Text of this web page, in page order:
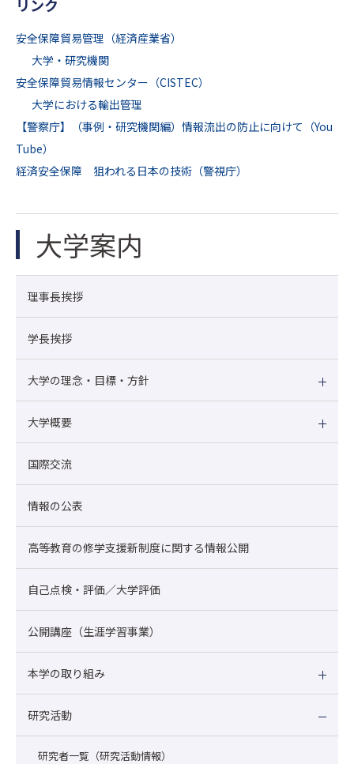
リンク
安全保障貿易管理（経済産業省）
大学・研究機関
安全保障貿易情報センター（CISTEC）
大学における輸出管理
【警察庁】（事例・研究機関編）情報流出の防止に向けて（You
Tube）
経済安全保障 狙われる日本の技術（警視庁）
大学案内
理事長挨拶
学長挨拶
大学の理念・目標・方針
大学概要
国際交流
情報の公表
高等教育の修学支援新制度に関する情報公開
自己点検・評価／大学評価
公開講座（生涯学習事業）
本学の取り組み
研究活動
研究者一覧（研究活動情報）